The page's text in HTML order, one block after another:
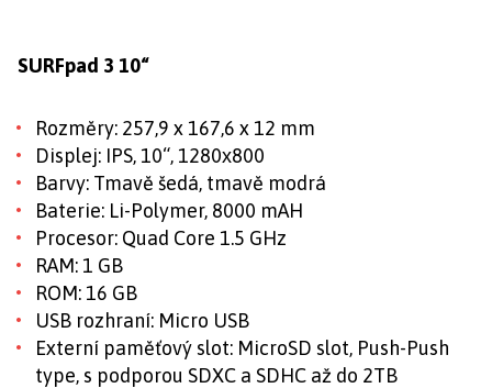
SURFpad 3 10“
Rozměry: 257,9 x 167,6 x 12 mm
Displej: IPS, 10“, 1280х800
Barvy: Tmavě šedá, tmavě modrá
Baterie: Li-Polymer, 8000 mAH
Procesor: Quad Core 1.5 GHz
RAM: 1 GB
ROM: 16 GB
USB rozhraní: Micro USB
Externí paměťový slot: MicroSD slot, Push-Push
type, s podporou SDXC a SDHC až do 2TB